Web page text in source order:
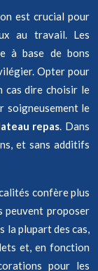
est crucial pour
au travail. Les
à base de bons
Opter pour
cas dire choisir le
soigneusement le
repas. Dans
et sans additifs
confère plus
peuvent proposer
la plupart des cas,
et, en fonction
pour les